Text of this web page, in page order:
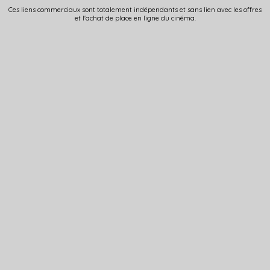
Ces liens commerciaux sont totalement indépendants et sans lien avec les offres
et l'achat de place en ligne du cinéma.